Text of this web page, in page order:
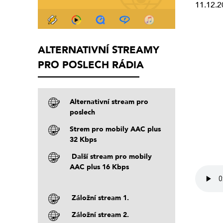
ALTERNATIVNÍ STREAMY
PRO POSLECH RÁDIA
Alternativní stream pro
poslech
Strem pro mobily AAC plus
32 Kbps
Další stream pro mobily
AAC plus 16 Kbps
Záložní stream 1.
Záložní stream 2.